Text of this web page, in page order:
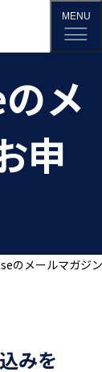
メ
申
のメールマガジ
みを